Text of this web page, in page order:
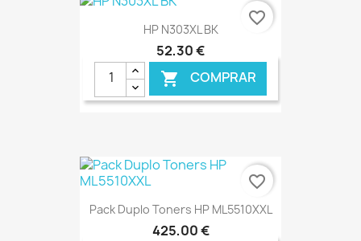
€ ONLINE
HP N303XL BK
52,30 €
 COMPRAR
€ ONLINE
favorite_border
Pack Duplo Toners HP ML5510XXL
425,00 €
favorite_border